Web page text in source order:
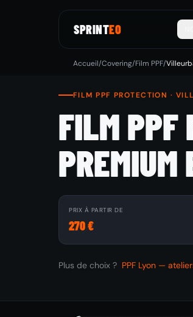
SPRINTEO
Accueil/Covering/Film PPF/
FILM PPF PROTECTION ·
FILM PPF
PRIX À PARTIR DE
270 €
Plus de choix ? PPF Lyon —